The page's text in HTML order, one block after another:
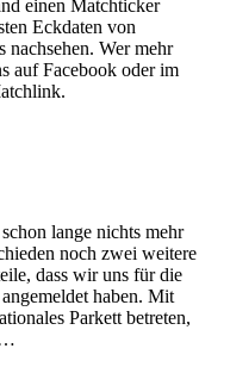
einen Matchticker
Eckdaten von
nachsehen. Wer mehr
auf Facebook oder im
lange nichts mehr
noch zwei weitere
dass wir uns für die
haben. Mit
Parkett betreten,
…